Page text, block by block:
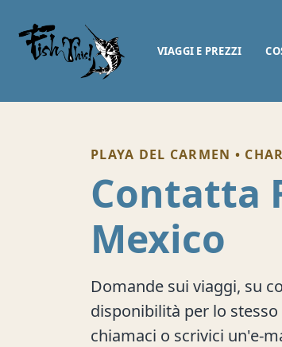
VIAGGI E PREZZI
PLAYA DEL CARMEN •
Contatta
Mexico
Domande sui viaggi, su
disponibilità per lo
chiamaci o scrivici un'e-